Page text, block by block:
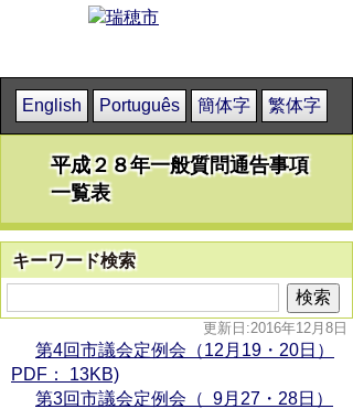
English Português 簡体字 繁体字
平成２８年一般質問通告事項
一覧表
キーワード検索
更新日:2016年12月8日
第4回市議会定例会（12月19・20日）
PDF： 13KB)
第3回市議会定例会（ 9月27・28日）